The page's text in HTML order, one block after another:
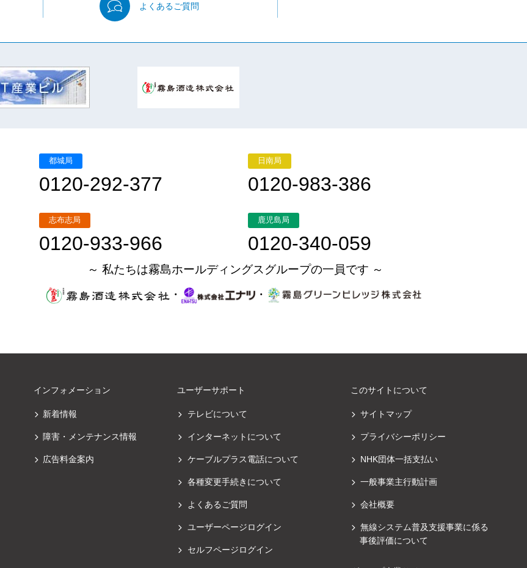
よくあるご質問
都城局
0120-292-377
日南局
0120-983-386
志布志局
0120-933-966
鹿児島局
0120-340-059
～ 私たちは霧島ホールディングスグループの一員です ～
・
・
インフォメーション
新着情報
障害・メンテナンス情報
広告料金案内
ユーザーサポート
テレビについて
インターネットについて
ケーブルプラス電話について
各種変更手続きについて
よくあるご質問
ユーザーページログイン
セルフページログイン
このサイトについて
サイトマップ
プライバシーポリシー
NHK団体一括支払い
一般事業主行動計画
会社概要
無線システム普及支援事業に係る
事後評価について